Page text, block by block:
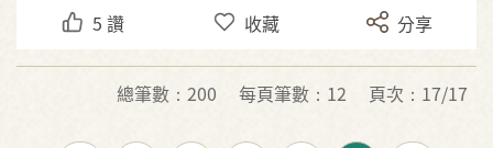
5 讚 收藏 分享
總筆數：200 每頁筆數：12 頁次：17/17